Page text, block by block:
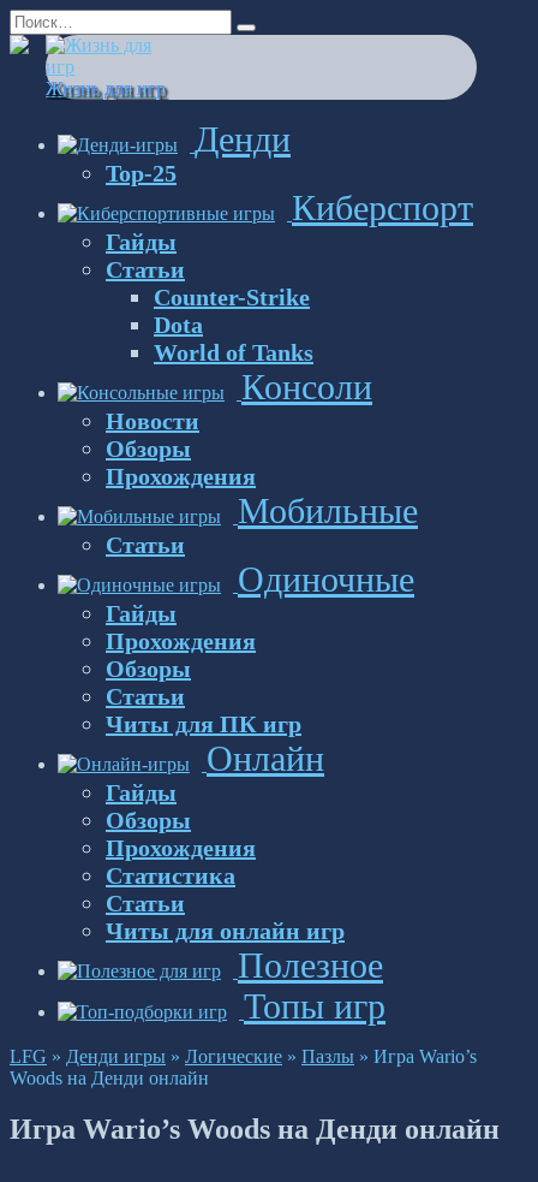
Перейти
к
содержанию
Search
for:
Жизнь для игр
Денди
Top-25
Киберспорт
Гайды
Статьи
Counter-Strike
Dota
World of Tanks
Консоли
Новости
Обзоры
Прохождения
Мобильные
Статьи
Одиночные
Гайды
Прохождения
Обзоры
Статьи
Читы для ПК игр
Онлайн
Гайды
Обзоры
Прохождения
Статистика
Статьи
Читы для онлайн игр
Полезное
Топы игр
LFG » Денди игры » Логические » Пазлы » Игра Wario’s
Woods на Денди онлайн
Игра Wario’s Woods на Денди онлайн